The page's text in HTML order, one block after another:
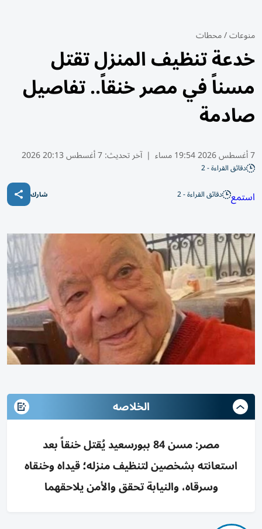
منوعات/محطات
خدعة تنظيف المنزل تقتل
مسناً في مصر خنقاً.. تفاصيل
صادمة
7 أغسطس 2026 19:54 مساء | آخر تحديث:7 أغسطس 20:13 2026
دقائق القراءة - 2
استمع دقائق القراءة - 2 شارك
الخلاصه
مصر: مسن 84 ببورسعيد يُقتل خنقاً بعد
استعانته بشخصين لتنظيف منزله؛ قيداه وخنقاه
وسرقاه، والنيابة تحقق والأمن يلاحقهما